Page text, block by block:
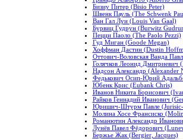
Бизиу Питер (Bisio Peter)
Швенк Пауль (The Schwenk
Ван Гал Луи (Louis Van Gaal)
Бурвиц Гудрун (Burwitz
Пецци Паоло (The Paolo Pezzi)
Гуд Миган (Goode Megan)
Хоффман Дастин (Dustin
Оттович-Воловская Ванда
Голячков Леонид
Надсон Александр (Alexander
Федькович Осип-Юрий
Юбенк Крис (Eubank Chris)
Иванов Никита Борисович
Райков Геннадий Иванович
Юришич-Штурм Павле (Jurisic-
Молина Хосе Франсиско
Романютин Александр
Лунёв Павел Фёдорович
Бержье Жак (Bergier, Jacques)